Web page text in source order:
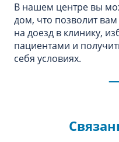
В нашем центре вы
дом, что позволит
на доезд в клинику,
пациентами и
себя условиях.